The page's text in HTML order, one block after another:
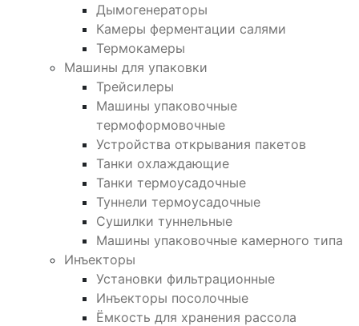
Дымогенераторы
Камеры ферментации салями
Термокамеры
Машины для упаковки
Трейсилеры
Машины упаковочные
термоформовочные
Устройства открывания пакетов
Танки охлаждающие
Танки термоусадочные
Туннели термоусадочные
Сушилки туннельные
Машины упаковочные камерного типа
Инъекторы
Установки фильтрационные
Инъекторы посолочные
Ёмкость для хранения рассола